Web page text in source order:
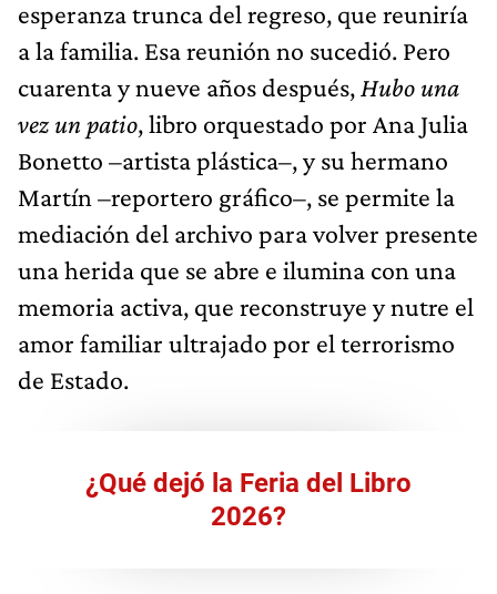
esperanza trunca del regreso, que reuniría
a la familia. Esa reunión no sucedió. Pero
cuarenta y nueve años después, Hubo una
vez un patio, libro orquestado por Ana Julia
Bonetto –artista plástica–, y su hermano
Martín –reportero gráfico–, se permite la
mediación del archivo para volver presente
una herida que se abre e ilumina con una
memoria activa, que reconstruye y nutre el
amor familiar ultrajado por el terrorismo
de Estado.
¿Qué dejó la Feria del Libro
2026?